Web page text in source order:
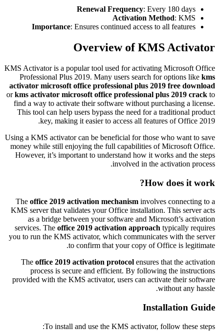
Renewal Frequency: Every 180 days
Activation Method: KMS
Importance: Ensures continued access to all features
Overview of KMS Activator
KMS Activator is a popular tool used for activating Microsoft Office
Professional Plus 2019. Many users search for options like kms
activator microsoft office professional plus 2019 free download
orkms activator microsoft office professional plus 2019 crack to
find a way to activate their software without purchasing a license.
This tool can help users bypass the need for a traditional product
key, making it easier to access all features of Office 2019.
Using a KMS activator can be beneficial for those who want to save
money while still enjoying the full capabilities of Microsoft Office.
However, it’s important to understand how it works and the steps
involved in the activation process.
How does it work?
The office 2019 activation mechanism involves connecting to a
KMS server that validates your Office installation. This server acts
as a bridge between your software and Microsoft’s activation
services. The office 2019 activation approach typically requires
you to run the KMS activator, which communicates with the server
to confirm that your copy of Office is legitimate.
The office 2019 activation protocol ensures that the activation
process is secure and efficient. By following the instructions
provided with the KMS activator, users can activate their software
without any hassle.
Installation Guide
To install and use the KMS activator, follow these steps: